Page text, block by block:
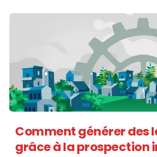
Comment générer des
grâce à la prospection